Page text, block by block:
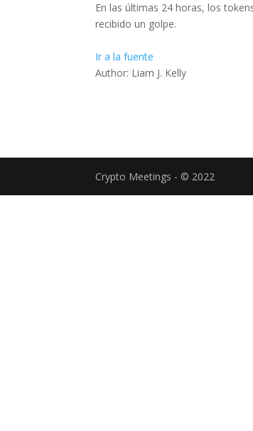
En las últimas 24 horas, los
recibido un golpe.
Ir a la fuente
Author: Liam J. Kelly
Crypto Meetings - © 2022